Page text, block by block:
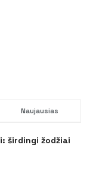
Naujausias
širdingi žodžiai